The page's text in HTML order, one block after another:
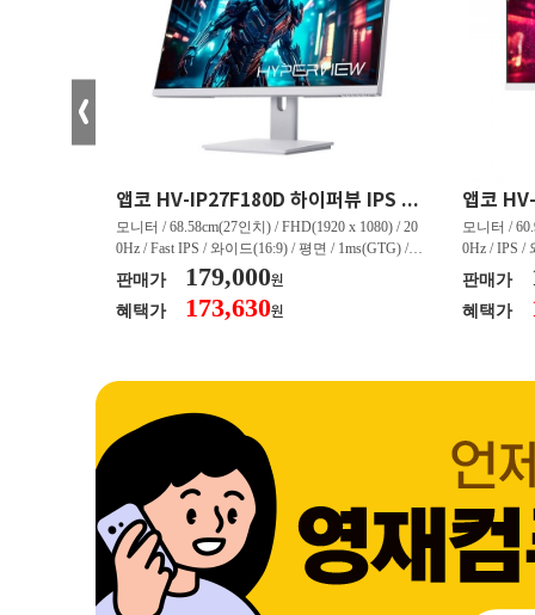
앱코 HV-IP27F180D 하이퍼뷰 IPS FHD 200 HDR 무결점
모니터 / 68.58cm(27인치) / FHD(1920 x 1080) / 20
0Hz / Fast IPS / 와이드(16:9) / 평면 / 1ms(GTG) / 3
50nit / 1,000:1 / 헤드폰 아웃 / LED 조명 / 틸트(상
하) / 6kg / [색상영역] / sRGB:128% / Adobe RGB:8
5% / DCI-P3:91% / NTSC:90% / [게임특화] / 조준
판매가 179,000원
혜택가 173,630원
모니터 /
0Hz / IPS /
50nit /
하) / 4.9kg
80% / DCI-
판매가
혜택가